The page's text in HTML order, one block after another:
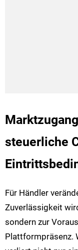
steuerliche
Für Händler
Zuverlässigkeit
sondern zur
Plattformpräsenz.